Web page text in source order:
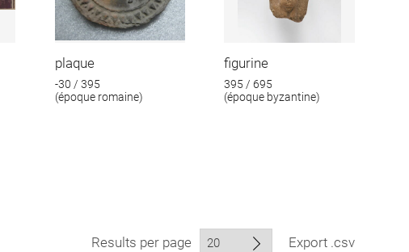
plaque
-30 / 395
(époque romaine)
figurine
395 / 695
(époque byzantine)
Results per page Export .csv